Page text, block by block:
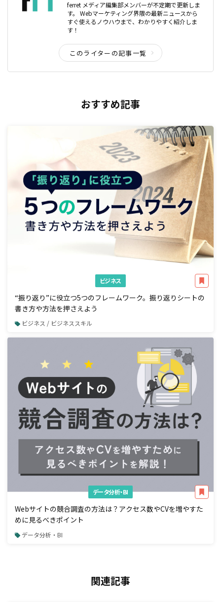
ferret メディア編集部メンバーが不定期で更新しま
す。 Webマーケティング界隈の最新ニュースから
すぐ使えるノウハウまで、わかりやすく紹介しま
す！
このライターの記事一覧
おすすめ記事
ビジネス
“振り返り”に役立つ5つのフレームワーク。振り返りシートの
書き方や方法を押さえよう
ビジネス / ビジネススキル
データ分析・BI
Webサイトの競合調査の方法は？アクセス数やCVを増やすた
めに見るべきポイント
データ分析・BI
関連記事